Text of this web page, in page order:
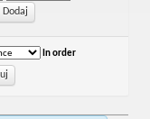
In order